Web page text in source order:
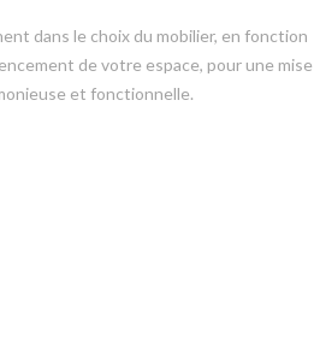
dans le choix du mobilier, en fonction
de votre espace, pour une mise
et fonctionnelle.